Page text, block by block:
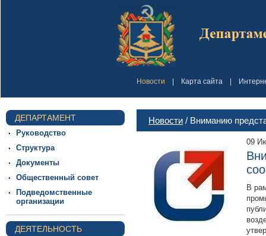
Новости Карта сайта
ДЕПАРТАМЕНТ
Руководство
Структура
Документы
Общественный совет
Подведомственные
организации
ДЕЯТЕЛЬНОСТЬ
Новости / Вниманию
09
В